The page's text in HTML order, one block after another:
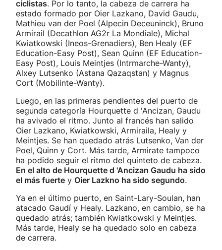
ciclistas. Por lo tanto, la cabeza de carrera ha
estado formado por Oier Lazkano, David Gaudu,
Mathieu van der Poel (Alpecin Deceuninck), Bruno
Armirail (Decathlon AG2r La Mondiale), Michal
Kwiatkowski (Ineos-Grenadiers), Ben Healy (EF
Education-Easy Post), Sean Quinn (EF Education-
Easy Post), Louis Meintjes (Intrmarche-Wanty),
Alxey Lutsenko (Astana Qazaqstan) y Magnus
Cort (Mobilinte-Wanty).
Luego, en las primeras pendientes del puerto de
segunda categoría Hourquette d 'Ancizan, Gaudu
ha avivado el ritmo. Junto al francés han salido
Oier Lazkano, Kwiatkowski, Armiraila, Healy y
Meintjes. Se han quedado atrás Lutsenko, Van der
Poel, Quinn y Cort. Más tarde, Armirate tampoco
ha podido seguir el ritmo del quinteto de cabeza.
En el alto de Hourquette d 'Ancizan Gaudu ha sido
el más fuerte y Oier Lazkno ha sido segundo.
Ya en el último puerto, en Saint-Lary-Soulan, han
atacado Gaudí y Healy. Lazkano, en cambio, se ha
quedado atrás; también Kwiatkowski y Meintjes.
Más tarde, Healy se ha quedado solo en cabeza
de carrera.